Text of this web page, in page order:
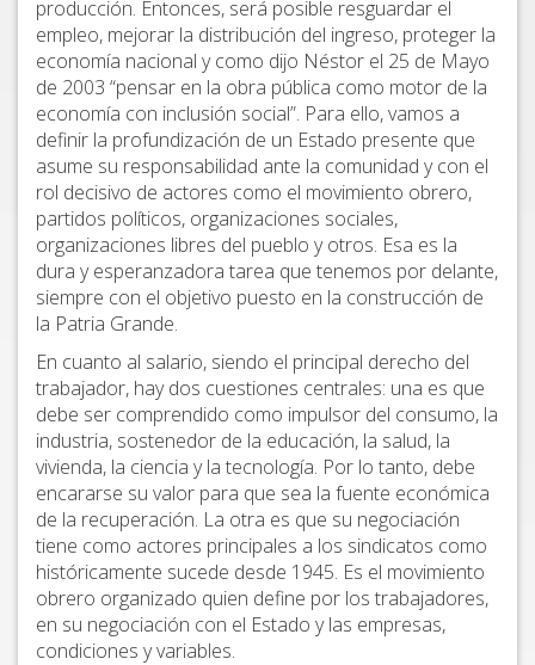
producción. Entonces, será posible resguardar el
empleo, mejorar la distribución del ingreso, proteger la
economía nacional y como dijo Néstor el 25 de Mayo
de 2003 “pensar en la obra pública como motor de la
economía con inclusión social”. Para ello, vamos a
definir la profundización de un Estado presente que
asume su responsabilidad ante la comunidad y con el
rol decisivo de actores como el movimiento obrero,
partidos políticos, organizaciones sociales,
organizaciones libres del pueblo y otros. Esa es la
dura y esperanzadora tarea que tenemos por delante,
siempre con el objetivo puesto en la construcción de
la Patria Grande.
En cuanto al salario, siendo el principal derecho del
trabajador, hay dos cuestiones centrales: una es que
debe ser comprendido como impulsor del consumo, la
industria, sostenedor de la educación, la salud, la
vivienda, la ciencia y la tecnología. Por lo tanto, debe
encararse su valor para que sea la fuente económica
de la recuperación. La otra es que su negociación
tiene como actores principales a los sindicatos como
históricamente sucede desde 1945. Es el movimiento
obrero organizado quien define por los trabajadores,
en su negociación con el Estado y las empresas,
condiciones y variables.